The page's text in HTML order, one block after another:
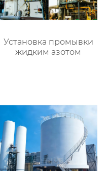
Установка промывки
жидким азотом